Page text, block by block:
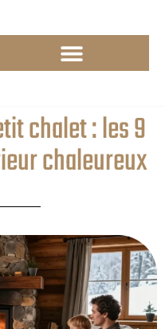
chalet : les 9
chaleureux